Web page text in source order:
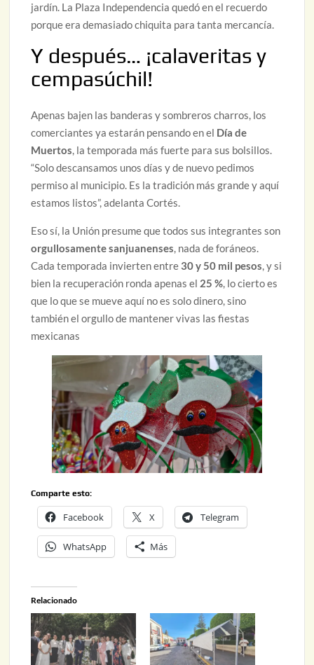
jardín. La Plaza Independencia quedó en el recuerdo
porque era demasiado chiquita para tanta mercancía.
Y después… ¡calaveritas y
cempasúchil!
Apenas bajen las banderas y sombreros charros, los
comerciantes ya estarán pensando en el Día de
Muertos , la temporada más fuerte para sus bolsillos.
“Solo descansamos unos días y de nuevo pedimos
permiso al municipio. Es la tradición más grande y aquí
estamos listos”, adelanta Cortés.
Eso sí, la Unión presume que todos sus integrantes son
orgullosamente sanjuanenses , nada de foráneos.
Cada temporada invierten entre 30 y 50 mil pesos , y si
bien la recuperación ronda apenas el 25 % , lo cierto es
que lo que se mueve aquí no es solo dinero, sino
también el orgullo de mantener vivas las fiestas
mexicanas
Comparte esto:
Facebook X Telegram
WhatsApp Más
Relacionado